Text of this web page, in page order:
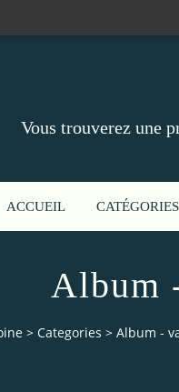
Vous trouverez une
ACCUEIL CATÉGORIES
Album
> Categories > Album -